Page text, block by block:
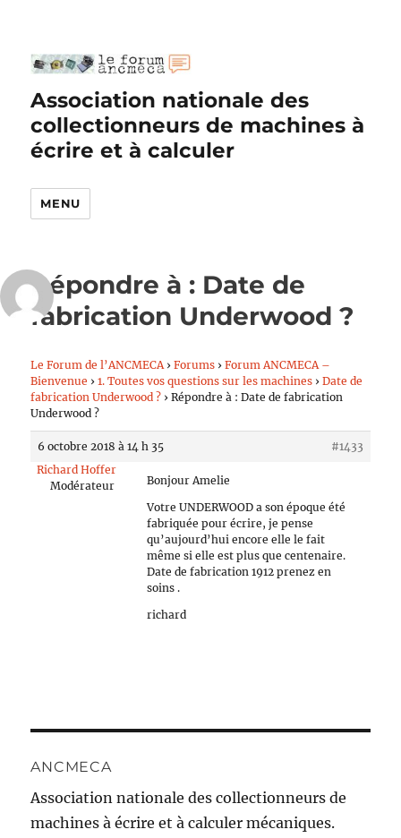
Association nationale des
collectionneurs de machines à
écrire et à calculer
MENU
Répondre à : Date de
fabrication Underwood ?
Le Forum de l’ANCMECA › Forums › Forum ANCMECA –
Bienvenue › 1. Toutes vos questions sur les machines › Date de
fabrication Underwood ? › Répondre à : Date de fabrication
Underwood ?
6 octobre 2018 à 14 h 35
#1433
Richard Hoffer
Modérateur
Bonjour Amelie
Votre UNDERWOOD a son époque été
fabriquée pour écrire, je pense
qu’aujourd’hui encore elle le fait
même si elle est plus que centenaire.
Date de fabrication 1912 prenez en
soins .
richard
ANCMECA
Association nationale des collectionneurs de
machines à écrire et à calculer mécaniques.